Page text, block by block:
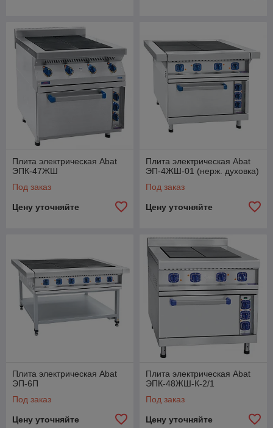
Плита электрическая Abat
ЭПК-47ЖШ
Под заказ
Цену уточняйте
Плита электрическая Abat
ЭП-4ЖШ-01 (нерж. духовка)
Под заказ
Цену уточняйте
Плита электрическая Abat
ЭП-6П
Под заказ
Цену уточняйте
Плита электрическая Abat
ЭПК-48ЖШ-К-2/1
Под заказ
Цену уточняйте